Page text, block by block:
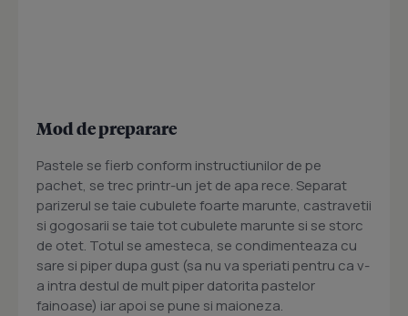
Mod de preparare
Pastele se fierb conform instructiunilor de pe
pachet, se trec printr-un jet de apa rece. Separat
parizerul se taie cubulete foarte marunte, castravetii
si gogosarii se taie tot cubulete marunte si se storc
de otet. Totul se amesteca, se condimenteaza cu
sare si piper dupa gust (sa nu va speriati pentru ca v-
a intra destul de mult piper datorita pastelor
fainoase) iar apoi se pune si maioneza.